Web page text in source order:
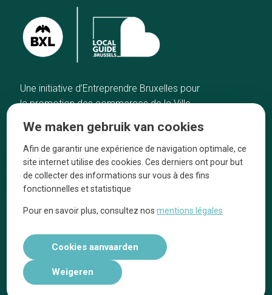
Une initiative d’Entreprendre Bruxelles pour
la promotion des commerces de la Ville
Home
De beste adressen
Blog
Winkelwijken
Tops 10
De ambachtslieden
Over ons
Ze praten over ons!
kennisgevingen
We maken gebruik van cookies
Afin de garantir une expérience de navigation optimale, ce
site internet utilise des cookies. Ces derniers ont pour but
de collecter des informations sur vous à des fins
fonctionnelles et statistique
Pour en savoir plus, consultez nosmentions légales
Cookies aanvaarden
Weigeren